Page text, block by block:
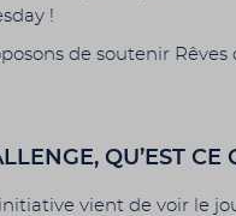
!
de soutenir
QU’EST CE
vient de voir le